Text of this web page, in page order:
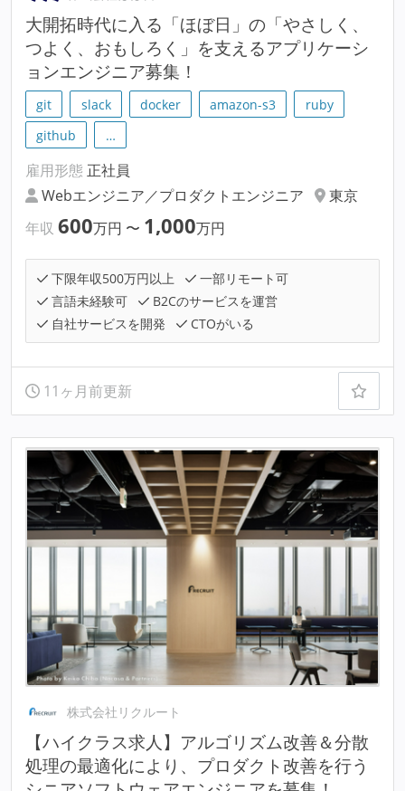
大開拓時代に入る「ほぼ日」の「やさしく、
つよく、おもしろく」を支えるアプリケーシ
ョンエンジニア募集！
git slack docker amazon-s3
ruby
github
…
雇用形態 正社員
Webエンジニア／プロダクトエンジニア
東京
年収 600万円 〜 1,000万円
下限年収500万円以上
一部リモート可
言語未経験可
B2Cのサービスを運営
自社サービスを開発
CTOがいる
11ヶ月前更新
株式会社リクルート
【ハイクラス求人】アルゴリズム改善＆分散
処理の最適化により、プロダクト改善を行う